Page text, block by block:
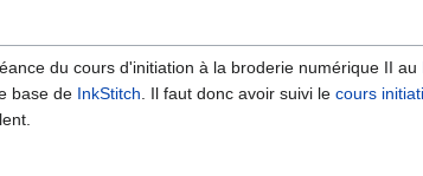
du cours d'initiation à la broderie numérique II au
base de InkStitch . Il faut donc avoir suivi le cours